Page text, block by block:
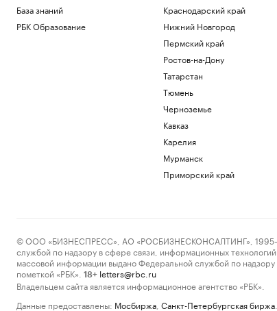
База знаний
РБК Образование
Краснодарский край
Нижний Новгород
Пермский край
Ростов-на-Дону
Татарстан
Тюмень
Черноземье
Кавказ
Карелия
Мурманск
Приморский край
© ООО «БИЗНЕСПРЕСС», АО «РОСБИЗНЕСКОНСАЛТИНГ»,
службой по надзору в сфере связи, информационных
массовой информации выдано Федеральной службой по
пометкой «РБК».
18+ letters@rbc.ru
Владельцем сайта является информационное агентство «РБК».
Данные предоставлены: Мосбиржа Санкт-Петербургская биржа